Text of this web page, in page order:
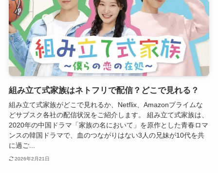
組み立て式家族はネトフリで配信？どこで見れる？
組み立て式家族がどこで見れるか、Netflix、Amazonプライムな
どサブスク各社の配信状況をご紹介します。 組み立て式家族は、
2020年の中国ドラマ「家族の名において」を原作とした青春ロマ
ンスの韓国ドラマで、血のつながりはない3人の兄妹が10代を共
に過ご...
2026年2月21日